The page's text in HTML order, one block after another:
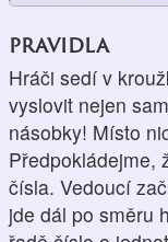
pravidla
Hráči sedí v
vyslovit nejen
násobky! Místo
Předpokládejme,
čísla. Vedoucí
jde dál po směru